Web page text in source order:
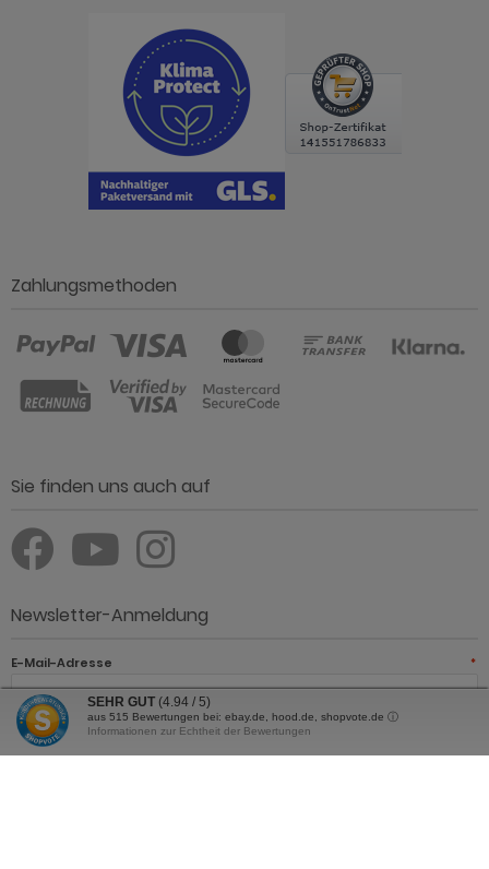
Zahlungsmethoden
Sie finden uns auch auf
Newsletter-Anmeldung
E-Mail-Adresse *
JETZT ANMELDEN
SEHR GUT (4.94 / 5)
aus 515 Bewertungen bei: ebay.de, hood.de, shopvote.de ⓘ
Informationen zur Echtheit der Bewertungen